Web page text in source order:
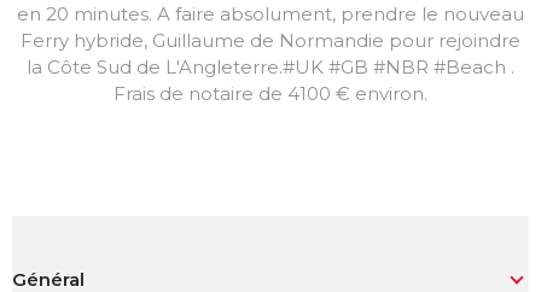
en 20 minutes. A faire absolument, prendre le nouveau
Ferry hybride, Guillaume de Normandie pour rejoindre
la Côte Sud de L'Angleterre.#UK #GB #NBR #Beach .
Frais de notaire de 4100 € environ.
Général